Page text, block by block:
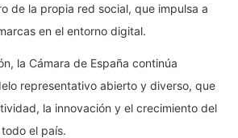
de la propia red social, que impulsa a
en el entorno digital.
la Cámara de España continúa
representativo abierto y diverso, que
la innovación y el crecimiento del
el país.